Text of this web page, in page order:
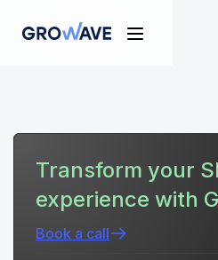
Transform your
experience with
Book a call